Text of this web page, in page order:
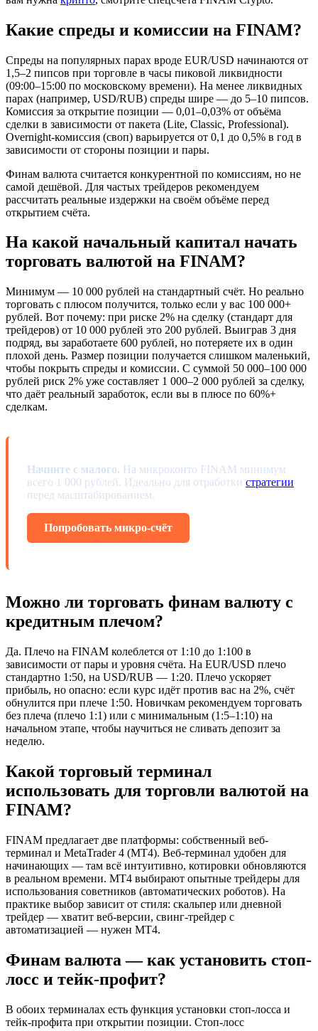
Какие спреды и комиссии на FINAM?
Спреды на популярных парах вроде EUR/USD начинаются от
1,5–2 пипсов при торговле в часы пиковой ликвидности
(09:00–15:00 по московскому времени). На менее ликвидных
парах (например, USD/RUB) спреды шире — до 5–10 пипсов.
Комиссия за открытие позиции — 0,01–0,03% от объёма
сделки в зависимости от пакета (Lite, Classic, Professional).
Overnight-комиссия (своп) варьируется от 0,1 до 0,5% в год в
зависимости от стороны позиции и пары.
Финам валюта считается конкурентной по комиссиям, но не
самой дешёвой. Для частых трейдеров рекомендуем
рассчитать реальные издержки на своём объёме перед
открытием счёта.
На какой начальный капитал начать
торговать валютой на FINAM?
Минимум — 10 000 рублей на стандартный счёт. Но реально
торговать с плюсом получится, только если у вас 100 000+
рублей. Вот почему: при риске 2% на сделку (стандарт для
трейдеров) от 10 000 рублей это 200 рублей. Выиграв 3 дня
подряд, вы заработаете 600 рублей, но потеряете их в один
плохой день. Размер позиции получается слишком маленький,
чтобы покрыть спреды и комиссии. С суммой 50 000–100 000
рублей риск 2% уже составляет 1 000–2 000 рублей за сделку,
что даёт реальный заработок, если вы в плюсе по 60%+
сделкам.
Начните с малого. На микроконто FINAM минимум
всего 1 000 рублей. Идеально для отработки стратегии
перед масштабированием.
Попробовать микро-счёт
Можно ли торговать финам валюту с
кредитным плечом?
Да. Плечо на FINAM колеблется от 1:10 до 1:100 в
зависимости от пары и уровня счёта. На EUR/USD плечо
стандартно 1:50, на USD/RUB — 1:20. Плечо ускоряет
прибыль, но опасно: если курс идёт против вас на 2%, счёт
обнулится при плече 1:50. Новичкам рекомендуем торговать
без плеча (плечо 1:1) или с минимальным (1:5–1:10) на
начальном этапе, чтобы научиться не сливать депозит за
неделю.
Какой торговый терминал
использовать для торговли валютой на
FINAM?
FINAM предлагает две платформы: собственный веб-
терминал и MetaTrader 4 (MT4). Веб-терминал удобен для
начинающих — там всё интуитивно, котировки обновляются
в реальном времени. MT4 выбирают опытные трейдеры для
использования советников (автоматических роботов). На
практике выбор зависит от стиля: скальпер или дневной
трейдер — хватит веб-версии, свинг-трейдер с
автоматизацией — нужен MT4.
Финам валюта — как установить стоп-
лосс и тейк-профит?
В обоих терминалах есть функция установки стоп-лосса и
тейк-профита при открытии позиции. Стоп-лосс